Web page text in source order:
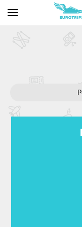
или